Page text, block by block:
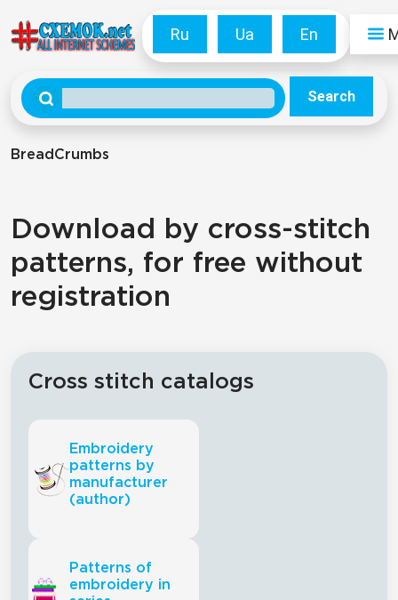
Ru Ua En
Search
BreadCrumbs
Download by cross-stitch
patterns, for free without
registration
Cross stitch catalogs
Embroidery
patterns by
manufacturer
(author)
Patterns of
embroidery in